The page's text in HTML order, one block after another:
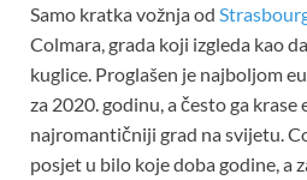
Samo kratka vožnja od
Colmara, grada koji izgleda kao
kuglice. Proglašen je najboljom
za 2020. godinu, a često ga
najromantičniji grad na svijetu.
posjet u bilo koje doba godine, a